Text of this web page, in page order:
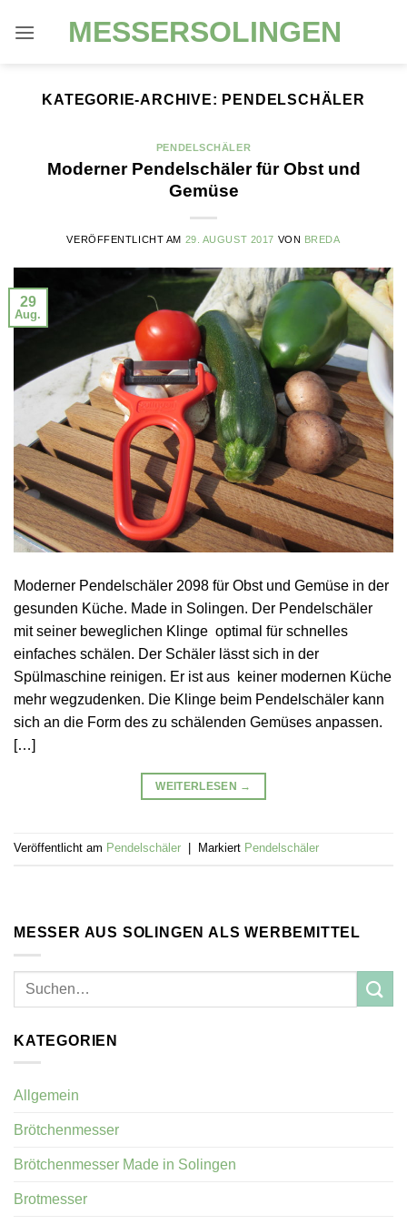
Inhalt
MESSERSOLINGEN
KATEGORIE-ARCHIVE: PENDELSCHÄLER
PENDELSCHÄLER
Moderner Pendelschäler für Obst und
Gemüse
VERÖFFENTLICHT AM 29. AUGUST 2017 VON BREDA
29
Aug.
Moderner Pendelschäler 2098 für Obst und Gemüse in der
gesunden Küche. Made in Solingen. Der Pendelschäler
mit seiner beweglichen Klinge optimal für schnelles
einfaches schälen. Der Schäler lässt sich in der
Spülmaschine reinigen. Er ist aus keiner modernen Küche
mehr wegzudenken. Die Klinge beim Pendelschäler kann
sich an die Form des zu schälenden Gemüses anpassen.
[…]
WEITERLESEN →
Veröffentlicht am Pendelschäler Markiert Pendelschäler
MESSER AUS SOLINGEN ALS WERBEMITTEL
KATEGORIEN
Allgemein
Brötchenmesser
Brötchenmesser Made in Solingen
Brotmesser